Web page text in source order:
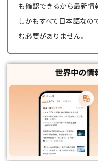
も確認できるから最新情
しかもすべて日本語な
む必要がありません。